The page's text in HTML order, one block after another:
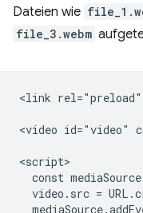
Dateien wie
file_3.webm
<link
<video id="video"
<script>
const
video.src =